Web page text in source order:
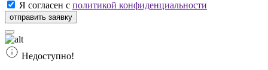
Я согласен с политикой конфиденциальности
Недоступно!